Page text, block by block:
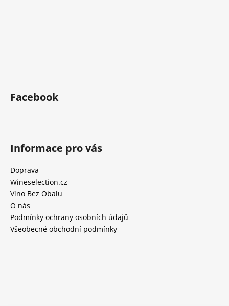
Facebook
Informace pro vás
Doprava
Wineselection.cz
Víno Bez Obalu
O nás
Podmínky ochrany osobních údajů
Všeobecné obchodní podmínky